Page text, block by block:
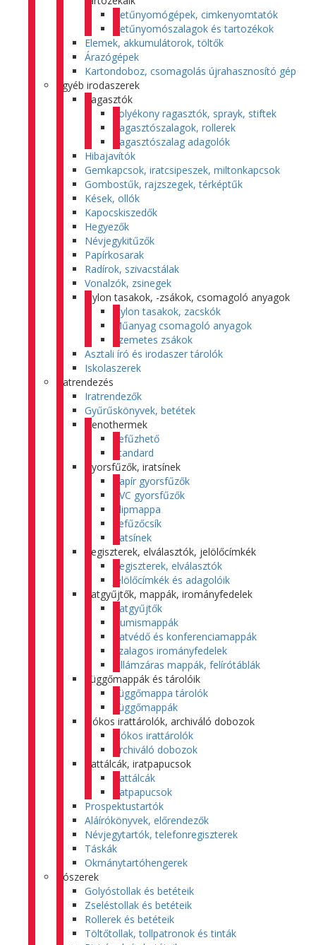
Betűnyomógépek, cimkenyomtatók
Betűnyomószalagok és tartozékok
Elemek, akkumulátorok, töltők
Árazógépek
Kartondoboz, csomagolás újrahasznosító gép
Egyéb irodaszerek
Ragasztók
Folyékony ragasztók, sprayk, stiftek
Ragasztószalagok, rollerek
Ragasztószalag adagolók
Hibajavítók
Gemkapcsok, iratcsipeszek, miltonkapcsok
Gombostűk, rajzszegek, térképtűk
Kések, ollók
Kapocskiszedők
Hegyezők
Névjegykitűzők
Papírkosarak
Radírok, szivacstálak
Vonalzók, zsinegek
Nylon tasakok, -zsákok, csomagoló anyagok
Nylon tasakok, zacskók
Műanyag csomagoló anyagok
Szemetes zsákok
Asztali író és irodaszer tárolók
Iskolaszerek
Iratrendezés
Iratrendezők
Gyűrűskönyvek, betétek
Genothermek
Lefűzhető
Standard
Gyorsfűzők, iratsínek
Papír gyorsfűzők
PVC gyorsfűzők
Klipmappa
Lefűzőcsík
Iratsínek
Regiszterek, elválasztók, jelölőcímkék
Regiszterek, elválasztók
Jelölőcímkék és adagolóik
Iratgyűjtők, mappák, irományfedelek
Iratgyűjtők
Gumismappák
Iratvédő és konferenciamappák
Szalagos irományfedelek
Villámzáras mappák, felírótáblák
Függőmappák és tárolóik
Függőmappa tárolók
Függőmappák
Fiókos irattárolók, archiváló dobozok
Fiókos irattárolók
Archiváló dobozok
Irattálcák, iratpapucsok
Irattálcák
Iratpapucsok
Prospektustartók
Aláírókönyvek, előrendezők
Névjegytartók, telefonregiszterek
Táskák
Okmánytartóhengerek
Írószerek
Golyóstollak és betéteik
Zseléstollak és betéteik
Rollerek és betéteik
Töltőtollak, tollpatronok és tinták